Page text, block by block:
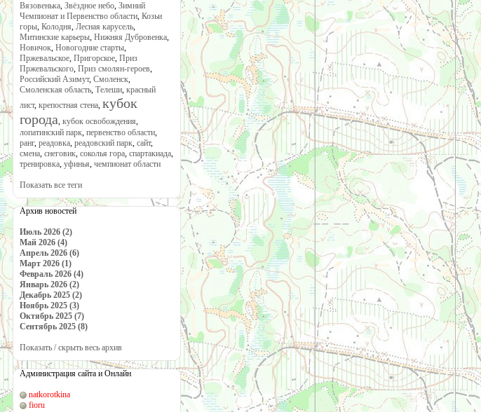
Вязовенька, Звёздное небо, Зимний
Чемпионат и Первенство области, Козьи
горы, Колодня, Лесная карусель,
Митинские карьеры, Нижняя Дубровенка,
Новичок, Новогодние старты,
Пржевальское, Пригорское, Приз
Пржевальского, Приз смолян-героев,
Российский Азимут, Смоленск,
Смоленская область, Телеши, красный
лист, крепостная стена, кубок
города, кубок освобождения,
лопатинский парк, первенство области,
ранг, реадовка, реадовский парк, сайт,
смена, снеговик, соколья гора, спартакиада,
тренировка, уфинья, чемпионат области
Показать все теги
Архив новостей
Июль 2026 (2)
Май 2026 (4)
Апрель 2026 (6)
Март 2026 (1)
Февраль 2026 (4)
Январь 2026 (2)
Декабрь 2025 (2)
Ноябрь 2025 (3)
Октябрь 2025 (7)
Сентябрь 2025 (8)
Показать / скрыть весь архив
Администрация сайта и Онлайн
natkorotkina
fioru